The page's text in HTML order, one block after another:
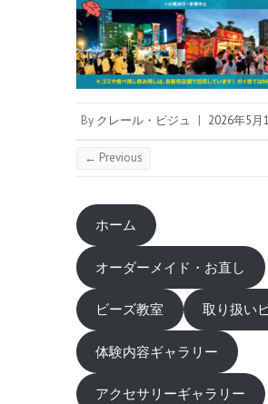
By クレール・ビジュ | 2026年5月
← Previous
ホーム
オーダーメイド・お直し
ビーズ教室 取り扱い
体験内容ギャラリー
アクセサリーギャラリー